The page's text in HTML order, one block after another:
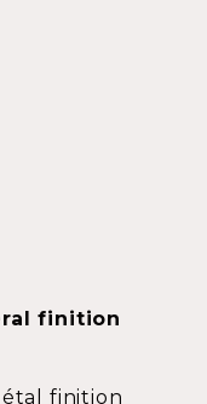
finition
finition